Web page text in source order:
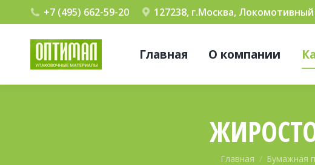
+7 (495) 662-59-20 127238, г.Москва,
Главная О компании
Вы здесь:
Главная Бумажная